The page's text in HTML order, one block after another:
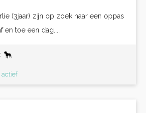
(3jaar) zijn op zoek naar een oppas
toe een dag....
actief